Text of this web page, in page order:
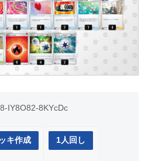
IY8O82-8KYcDc
キ作成 1人回し